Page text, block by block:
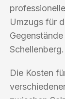
Umzugs für
Schellenberg.
Die Kosten